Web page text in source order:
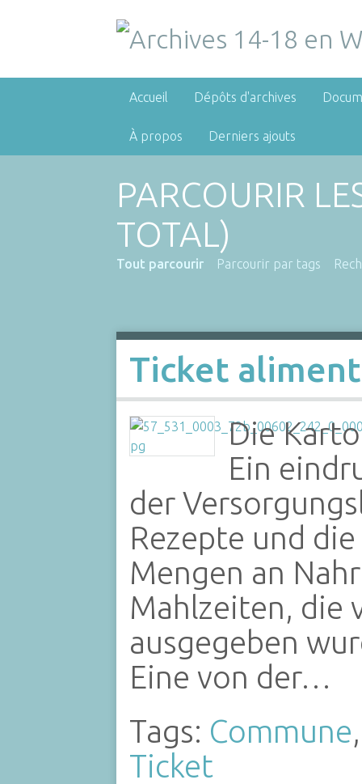
Accueil Dépôts d'archives
À propos Derniers ajouts
PARCOURIR
TOTAL)
Tout parcourir Parcourir par tags
Ticket
Die
Ein
der
Rezepte und
Mengen an
Mahlzeiten, die
ausgegeben
Eine von der…
Tags: Commune
Ticket